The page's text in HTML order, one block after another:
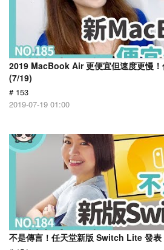
2019 MacBook Air 更便宜但速度更慢！
(7/19)
# 153
2019-07-19 01:00
不是傳言！任天堂新版 Switch Lite 發表